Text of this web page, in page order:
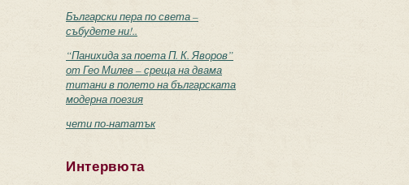
Български пера по света –
събудете ни!..
“Панихида за поета П. К. Яворов”
от Гео Милев – среща на двама
титани в полето на българската
модерна поезия
чети по-нататък
Интервюта